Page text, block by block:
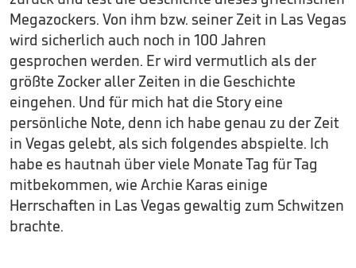
Megazockers. Von ihm bzw. seiner Zeit in Las Vegas
wird sicherlich auch noch in 100 Jahren
gesprochen werden. Er wird vermutlich als der
größte Zocker aller Zeiten in die Geschichte
eingehen. Und für mich hat die Story eine
persönliche Note, denn ich habe genau zu der Zeit
in Vegas gelebt, als sich folgendes abspielte. Ich
habe es hautnah über viele Monate Tag für Tag
mitbekommen, wie Archie Karas einige
Herrschaften in Las Vegas gewaltig zum Schwitzen
brachte.